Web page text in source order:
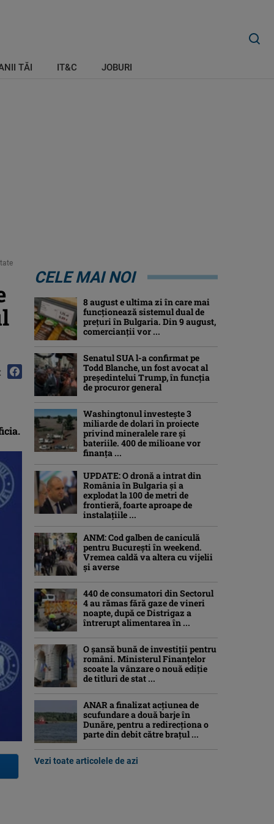
TĂI IT&C JOBURI
CELE MAI NOI
8 august e ultima zi în care mai
funcționează sistemul dual de
prețuri în Bulgaria. Din 9 august,
comercianții vor ...
Senatul SUA l-a confirmat pe
Todd Blanche, un fost avocat al
președintelui Trump, în funcția
de procuror general
Washingtonul investește 3
miliarde de dolari în proiecte
privind mineralele rare și
bateriile. 400 de milioane vor
finanța ...
UPDATE: O dronă a intrat din
România în Bulgaria şi a
explodat la 100 de metri de
frontieră, foarte aproape de
instalațiile ...
ANM: Cod galben de caniculă
pentru București în weekend.
Vremea caldă va altera cu vijelii
și averse
440 de consumatori din Sectorul
4 au rămas fără gaze de vineri
noapte, după ce Distrigaz a
întrerupt alimentarea în ...
O șansă bună de investiții pentru
români. Ministerul Finanțelor
scoate la vânzare o nouă ediție
de titluri de stat ...
ANAR a finalizat acțiunea de
scufundare a două barje în
Dunăre, pentru a redirecționa o
parte din debit către brațul ...
Vezi toate articolele de azi